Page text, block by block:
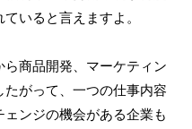
いると言えますよ。
商品開発、マーケティン
がって、一つの仕事内容
ンジの機会がある企業も